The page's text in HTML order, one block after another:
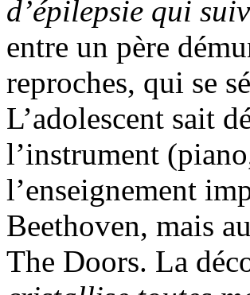
d’épilepsie qui
entre un père
reproches, qui se
L’adolescent sait
l’instrument
l’enseignement
Beethoven, mais
The Doors. La